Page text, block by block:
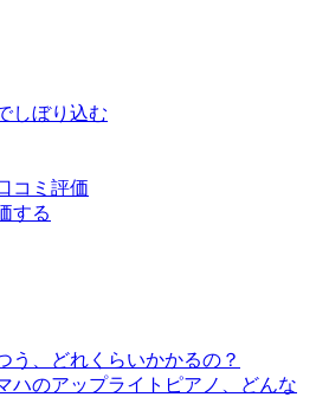
しぼり込む
コミ評価
する
う、どれくらいかかるの？
ハのアップライトピアノ、どんな